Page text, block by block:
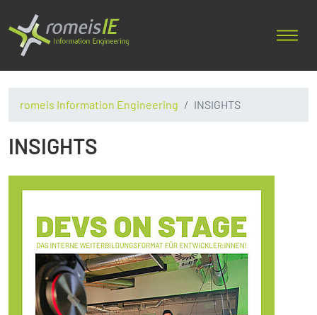
romeis Information Engineering INSIGHTS
INSIGHTS